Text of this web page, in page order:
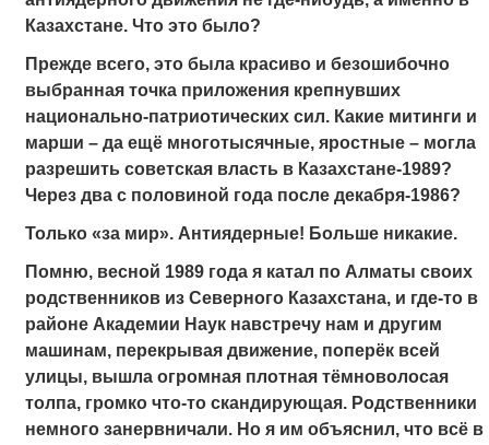
Казахстане. Что это было?
Прежде всего, это была красиво и безошибочно
выбранная точка приложения крепнувших
национально-патриотических сил. Какие митинги и
марши – да ещё многотысячные, яростные – могла
разрешить советская власть в Казахстане-1989?
Через два с половиной года после декабря-1986?
Только «за мир». Антиядерные! Больше никакие.
Помню, весной 1989 года я катал по Алматы своих
родственников из Северного Казахстана, и где-то в
районе Академии Наук навстречу нам и другим
машинам, перекрывая движение, поперёк всей
улицы, вышла огромная плотная тёмноволосая
толпа, громко что-то скандирующая. Родственники
немного занервничали. Но я им объяснил, что всё в